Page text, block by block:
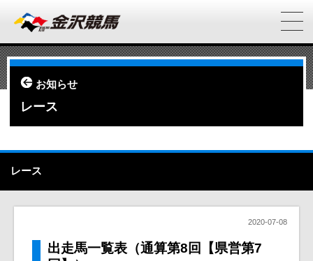
お知らせ
レース
レース
2020-07-08
出走馬一覧表（通算第8回【県営第7